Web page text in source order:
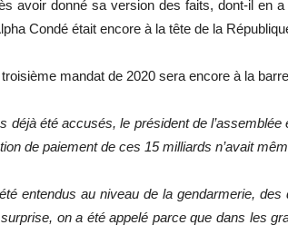
avoir donné sa version des faits, dont-il en
Condé était encore à la tête de la
mandat de 2020 sera encore à la
déjà été accusés, le président de
de paiement de ces 15 milliards n’avait
entendus au niveau de la gendarmerie,
on a été appelé parce que dans les